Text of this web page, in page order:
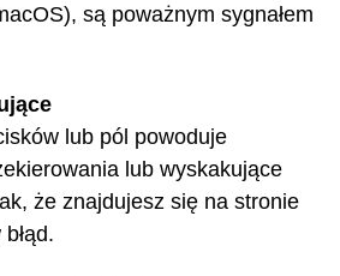
są poważnym sygnałem
lub pól powoduje
lub wyskakujące
że znajdujesz się na stronie